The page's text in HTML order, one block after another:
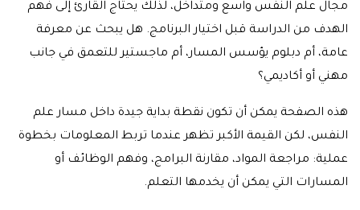
مجال علم النفس واسع ومتداخل، لذلك يحتاج القارئ إلى فهم
الهدف من الدراسة قبل اختيار البرنامج. هل يبحث عن معرفة
عامة، أم دبلوم يؤسس المسار، أم ماجستير للتعمق في جانب
مهني أو أكاديمي؟
هذه الصفحة يمكن أن تكون نقطة بداية جيدة داخل مسار علم
النفس، لكن القيمة الأكبر تظهر عندما تربط المعلومات بخطوة
عملية: مراجعة المواد، مقارنة البرامج، وفهم الوظائف أو
المسارات التي يمكن أن يخدمها التعلم.